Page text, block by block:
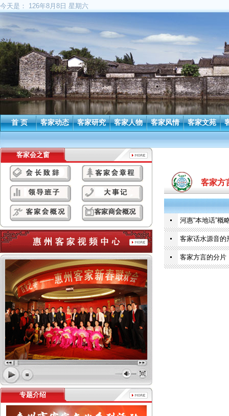
今天是： 126年8月8日 星期六
首 页 客家动态 客家研究 客家人物 客家风情 客家文苑
客家会之窗
专题介绍
客家方
河惠“本地话”概
客家话水源音的
客家方言的分片